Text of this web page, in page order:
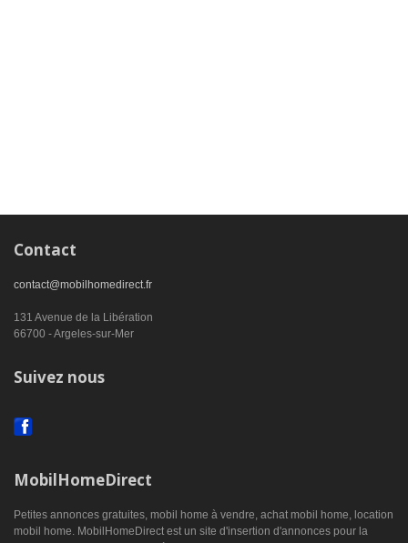
Contact
contact@mobilhomedirect.fr
131 Avenue de la Libération
66700 - Argeles-sur-Mer
Suivez nous
MobilHomeDirect
Petites annonces gratuites, mobil home à vendre, achat mobil home, location
mobil home. MobilHomeDirect est un site d'insertion d'annonces pour la